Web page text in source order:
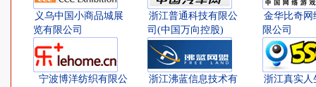
义乌中国小商品城展
览有限公司
浙江普通科技有限公
司(中国万向控股)
金华比奇网
限公司
宁波博洋纺织有限公
浙江沸蓝信息技术有
浙江真实人